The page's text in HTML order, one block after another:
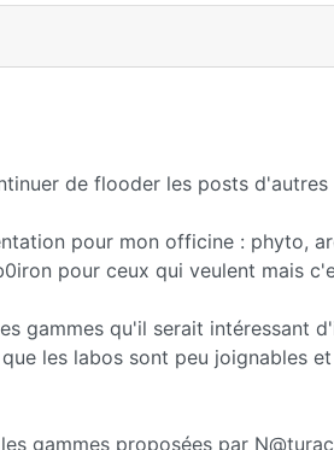
de flooder les posts d'autres
pour mon officine : phyto,
pour ceux qui veulent mais
gammes qu'il serait intéressant
les labos sont peu joignables
gammes proposées par